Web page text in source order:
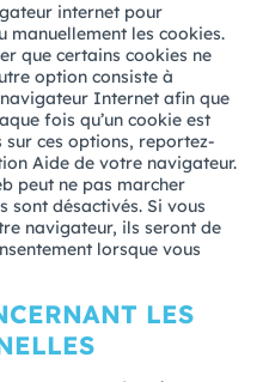
internet pour
les cookies.
que certains cookies ne
option consiste à
Internet afin que
fois qu’un cookie est
sur ces options, reportez-
Aide de votre navigateur.
peut ne pas marcher
sont désactivés. Si vous
navigateur, ils seront de
lorsque vous
LES